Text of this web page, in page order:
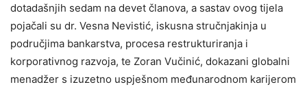
dotadašnjih sedam na devet članova, a sastav ovog tijela
pojačali su dr. Vesna Nevistić, iskusna stručnjakinja u
područjima bankarstva, procesa restrukturiranja i
korporativnog razvoja, te Zoran Vučinić, dokazani globalni
menadžer s izuzetno uspješnom međunarodnom karijerom